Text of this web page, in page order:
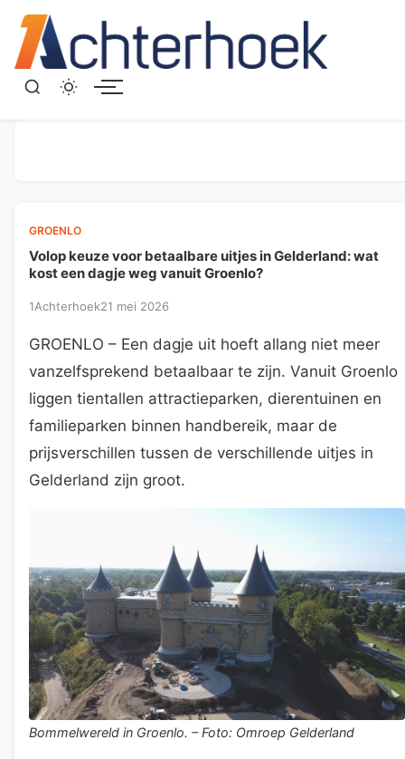
GROENLO
Volop keuze voor betaalbare uitjes in Gelderland: wat
kost een dagje weg vanuit Groenlo?
1Achterhoek21 mei 2026
GROENLO – Een dagje uit hoeft allang niet meer
vanzelfsprekend betaalbaar te zijn. Vanuit Groenlo
liggen tientallen attractieparken, dierentuinen en
familieparken binnen handbereik, maar de
prijsverschillen tussen de verschillende uitjes in
Gelderland zijn groot.
Bommelwereld in Groenlo. – Foto: Omroep Gelderland